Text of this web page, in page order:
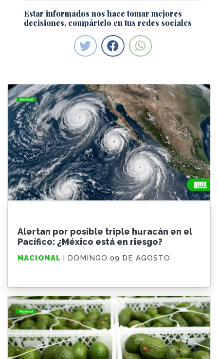
Alertan por posible triple huracán en el
Pacífico: ¿México está en riesgo?
NACIONAL | DOMINGO 09 DE AGOSTO
Estar informados nos hace tomar mejores
decisiones, compártelo en tus redes sociales